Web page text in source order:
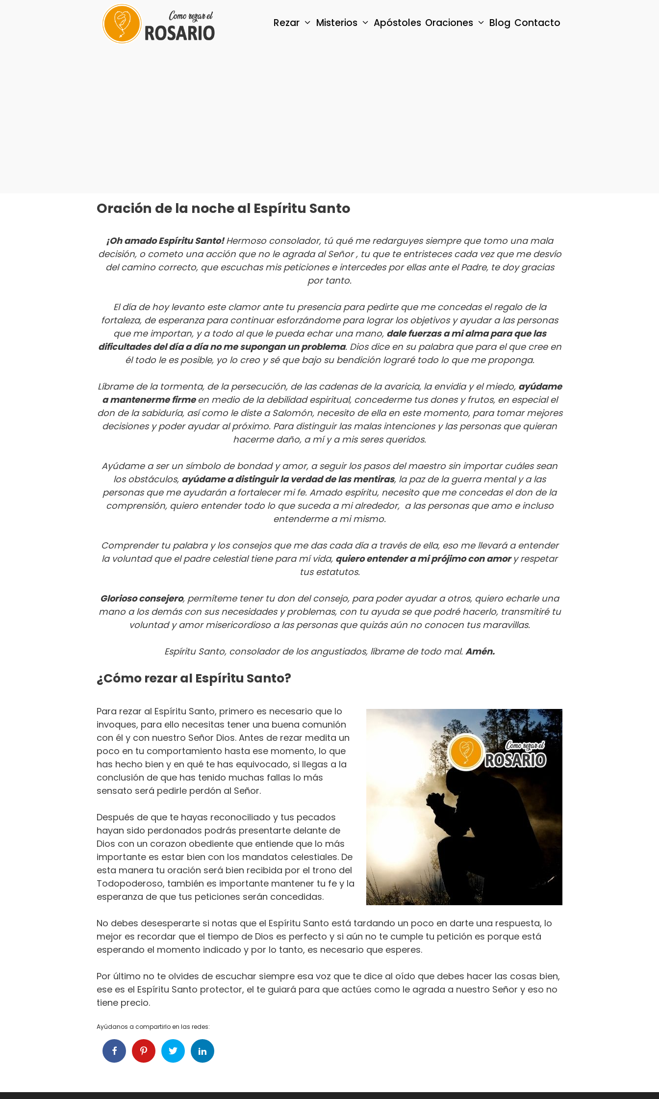
Rezar Misterios Apóstoles Oraciones Blog Contacto
Oración de la noche al Espíritu Santo
¡Oh amado Espíritu Santo!Hermoso consolador, tú qué me redarguyes siempre que tomo una mala
decisión, o cometo una acción que no le agrada al Señor , tu que te entristeces cada vez que me desvío
del camino correcto, que escuchas mis peticiones e intercedes por ellas ante el Padre, te doy gracias
por tanto.
El día de hoy levanto este clamor ante tu presencia para pedirte que me concedas el regalo de la
fortaleza, de esperanza para continuar esforzándome para lograr los objetivos y ayudar a las personas
que me importan, y a todo al que le pueda echar una mano, dale fuerzas a mi alma para que las
dificultades del día a día no me supongan un problema. Dios dice en su palabra que para el que cree en
él todo le es posible, yo lo creo y sé que bajo su bendición lograré todo lo que me proponga.
Líbrame de la tormenta, de la persecución, de las cadenas de la avaricia, la envidia y el miedo, ayúdame
a mantenerme firmeen medio de la debilidad espiritual, concederme tus dones y frutos, en especial el
don de la sabiduría, así como le diste a Salomón, necesito de ella en este momento, para tomar mejores
decisiones y poder ayudar al próximo. Para distinguir las malas intenciones y las personas que quieran
hacerme daño, a mí y a mis seres queridos.
Ayúdame a ser un símbolo de bondad y amor, a seguir los pasos del maestro sin importar cuáles sean
los obstáculos, ayúdame a distinguir la verdad de las mentiras, la paz de la guerra mental y a las
personas que me ayudarán a fortalecer mi fe. Amado espíritu, necesito que me concedas el don de la
comprensión, quiero entender todo lo que suceda a mi alrededor, a las personas que amo e incluso
entenderme a mi mismo.
Comprender tu palabra y los consejos que me das cada día a través de ella, eso me llevará a entender
la voluntad que el padre celestial tiene para mí vida, quiero entender a mi prójimo con amory respetar
tus estatutos.
Glorioso consejero, permíteme tener tu don del consejo, para poder ayudar a otros, quiero echarle una
mano a los demás con sus necesidades y problemas, con tu ayuda se que podré hacerlo, transmitiré tu
voluntad y amor misericordioso a las personas que quizás aún no conocen tus maravillas.
Espíritu Santo, consolador de los angustiados, líbrame de todo mal. Amén.
¿Cómo rezar al Espíritu Santo?
Para rezar al Espíritu Santo, primero es necesario que lo
invoques, para ello necesitas tener una buena comunión
con él y con nuestro Señor Dios. Antes de rezar medita un
poco en tu comportamiento hasta ese momento, lo que
has hecho bien y en qué te has equivocado, si llegas a la
conclusión de que has tenido muchas fallas lo más
sensato será pedirle perdón al Señor.
Después de que te hayas reconociliado y tus pecados
hayan sido perdonados podrás presentarte delante de
Dios con un corazon obediente que entiende que lo más
importante es estar bien con los mandatos celestiales. De
esta manera tu oración será bien recibida por el trono del
Todopoderoso, también es importante mantener tu fe y la
esperanza de que tus peticiones serán concedidas.
No debes desesperarte si notas que el Espíritu Santo está tardando un poco en darte una respuesta, lo
mejor es recordar que el tiempo de Dios es perfecto y si aún no te cumple tu petición es porque está
esperando el momento indicado y por lo tanto, es necesario que esperes.
Por último no te olvides de escuchar siempre esa voz que te dice al oído que debes hacer las cosas bien,
ese es el Espíritu Santo protector, el te guiará para que actúes como le agrada a nuestro Señor y eso no
tiene precio.
Ayúdanos a compartirlo en las redes: